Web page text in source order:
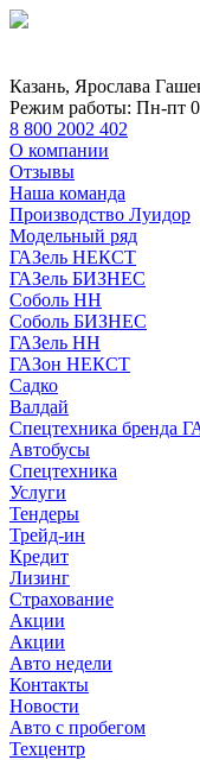
Казань, Ярослава
Режим работы: Пн-пт
8 800 2002 402
О компании
Отзывы
Наша команда
Производство Луидор
Модельный ряд
ГАЗель НЕКСТ
ГАЗель БИЗНЕС
Соболь НН
Соболь БИЗНЕС
ГАЗель НН
ГАЗон НЕКСТ
Садко
Валдай
Спецтехника бренда
Автобусы
Спецтехника
Услуги
Тендеры
Трейд-ин
Кредит
Лизинг
Страхование
Акции
Акции
Авто недели
Контакты
Новости
Авто с пробегом
Техцентр